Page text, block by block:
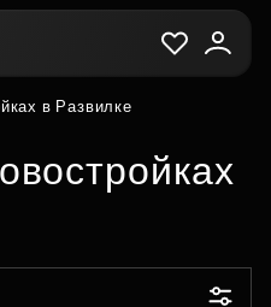
в Развилке